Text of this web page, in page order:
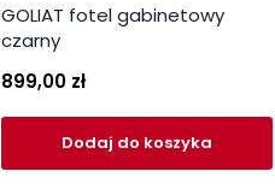
GOLIAT fotel gabinetowy
czarny
899,00 zł
Dodaj do koszyka